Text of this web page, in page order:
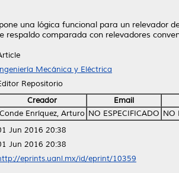
una lógica funcional para un relevador
respaldo comparada con relevadores
Mecánica y Eléctrica
Repositorio
Creador
Email
Conde Enríquez, Arturo NO ESPECIFICADO NO
Jun 2016 20:38
Jun 2016 20:38
eprints.uanl.mx/id/eprint/10359